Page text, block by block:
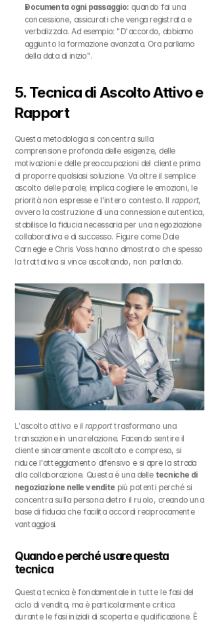
Documenta ogni passaggio: quando fai una
concessione, assicurati che venga registrata e
verbalizzala. Ad esempio: "D'accordo, abbiamo
aggiunto la formazione avanzata. Ora parliamo
della data di inizio".
5. Tecnica di Ascolto Attivo e
Rapport
Questa metodologia si concentra sulla
comprensione profonda delle esigenze, delle
motivazioni e delle preoccupazioni del cliente prima
di proporre qualsiasi soluzione. Va oltre il semplice
ascolto delle parole; implica cogliere le emozioni, le
priorità non espresse e l'intero contesto. Il rapport,
ovvero la costruzione di una connessione autentica,
stabilisce la fiducia necessaria per una negoziazione
collaborativa e di successo. Figure come Dale
Carnegie e Chris Voss hanno dimostrato che spesso
la trattativa si vince ascoltando, non parlando.
L'ascolto attivo e il rapport trasformano una
transazione in una relazione. Facendo sentire il
cliente sinceramente ascoltato e compreso, si
riduce l'atteggiamento difensivo e si apre la strada
alla collaborazione. Questa è una delle tecniche di
negoziazione nelle vendite più potenti perché si
concentra sulla persona dietro il ruolo, creando una
base di fiducia che facilita accordi reciprocamente
vantaggiosi.
Quando e perché usare questa
tecnica
Questa tecnica è fondamentale in tutte le fasi del
ciclo di vendita, ma è particolarmente critica
durante le fasi iniziali di scoperta e qualificazione. È